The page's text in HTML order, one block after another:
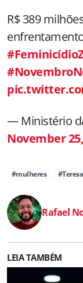
R$ 389
— Ministério
November
#mulheres
Rafael
LEIA TAMBÉM